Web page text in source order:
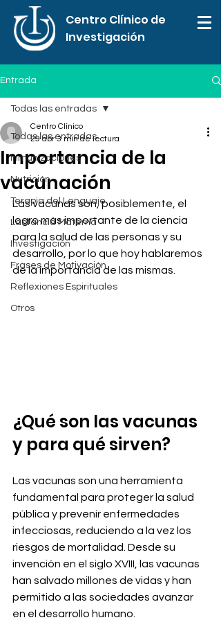
Centro Clínico de
Investigación
Entrada
Todas las entradas
Inmunizaciones
Nutrición
Terapia del Lenguaje
Lactancia Materna
Investigación
Frases de Motivación
Reflexiones Espirituales
Otros
Todas las entradas
Importancia de la
vacunación
Centro Clínico
29 abr 3 min de lectura
Las vacunas son, posiblemente, el
logro más importante de la ciencia
para la salud de las personas y su
desarrollo, por lo que hoy hablaremos
de la importancia de las mismas.
¿Qué son las vacunas
y para qué sirven?
Las vacunas son una herramienta
fundamental para proteger la salud
pública y prevenir enfermedades
infecciosas, reduciendo a la vez los
riesgos de mortalidad. Desde su
invención en el siglo XVIII, las vacunas
han salvado millones de vidas y han
permitido a las sociedades avanzar
en el desarrollo humano.